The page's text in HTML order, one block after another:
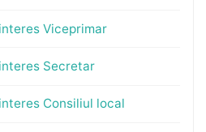
Viceprimar
Secretar
Consiliul local